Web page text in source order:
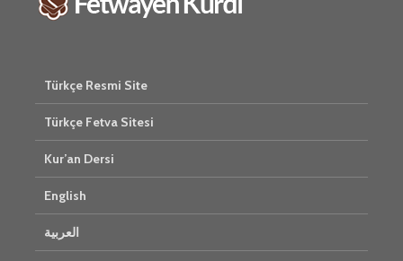
Türkçe Resmi Site
Türkçe Fetva Sitesi
Kur’an Dersi
English
العربية